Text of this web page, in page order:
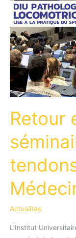
l’OTSR!
Retour
Actualites
L’Institut